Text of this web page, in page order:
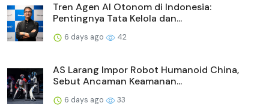
Tren Agen AI Otonom di Indonesia:
Pentingnya Tata Kelola dan...
6 days ago 42
AS Larang Impor Robot Humanoid China,
Sebut Ancaman Keamanan...
6 days ago 33